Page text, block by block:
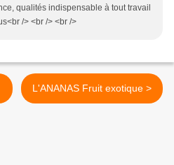
qualités indispensable à tout travail
/> <br /> <br />
L'ANANAS Fruit exotique >